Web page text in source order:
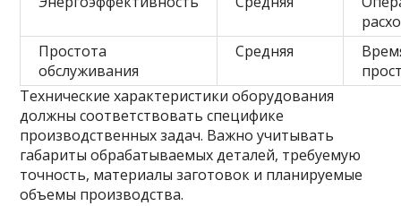
Простота
обслуживания
Средняя
Технические характеристики оборудования
должны соответствовать специфике
производственных задач. Важно учитывать
габариты обрабатываемых деталей, требуемую
точность, материалы заготовок и планируемые
объемы производства.